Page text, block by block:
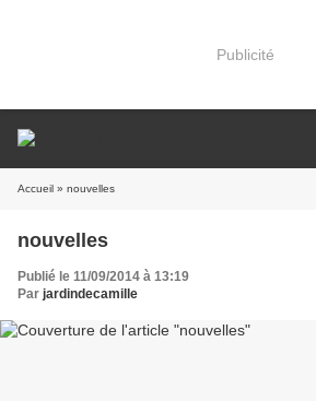
Publicité
Accueil » nouvelles
nouvelles
Publié le 11/09/2014 à 13:19
Par jardindecamille